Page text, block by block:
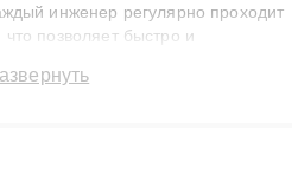
инженер регулярно проходит
позволяет быстро и
лет. Наши мастера решают